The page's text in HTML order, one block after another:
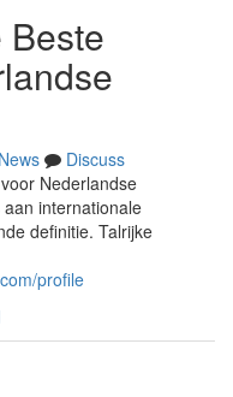
Beste
News
Discuss
Nederlandse
internationale
definitie. Talrijke
profile